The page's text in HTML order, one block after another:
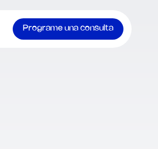
Programe una consulta